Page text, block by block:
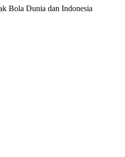
Bola Dunia dan Indonesia